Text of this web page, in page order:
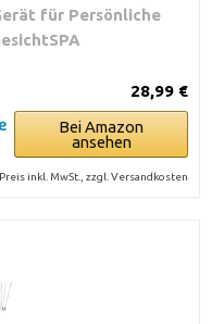
für Persönliche
28,99 €
Bei Amazon
ansehen
Preis inkl. MwSt., zzgl. Versandkosten